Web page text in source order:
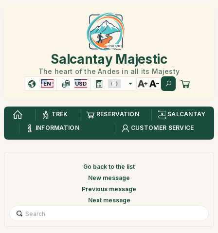
Salcantay Majestic
The heart of the Andes in all its Majesty
EN USD
TREK RESERVATION
SALCANTAY
INFORMATION
CUSTOMER SERVICE
Go back to the list
New message
Previous message
Next message